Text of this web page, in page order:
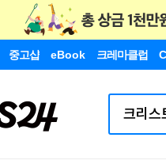
중고샵 eBook 크레마클럽